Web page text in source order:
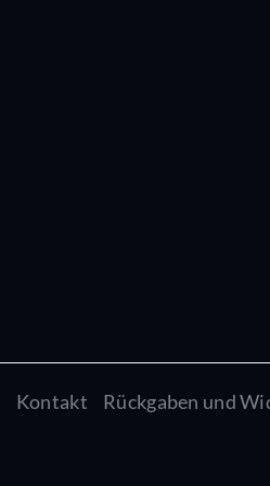
Kontakt Rückgaben und